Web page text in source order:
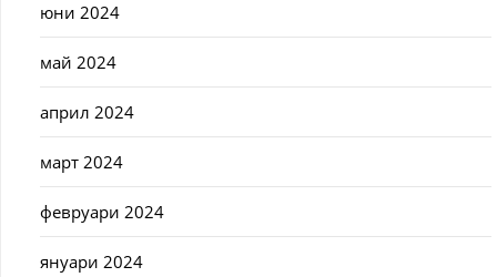
юни 2024
май 2024
април 2024
март 2024
февруари 2024
януари 2024